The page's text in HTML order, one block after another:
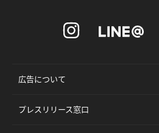
広告について
プレスリリース窓口